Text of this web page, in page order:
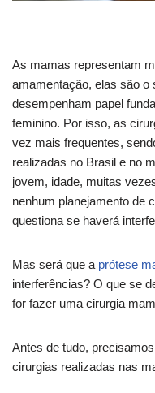
As mamas representam
amamentação, elas são o
desempenham papel
feminino. Por isso, as
vez mais frequentes,
realizadas no Brasil e no
jovem, idade, muitas
nenhum planejamento de
questiona se haverá
Mas será que a prótese
interferências? O que se
for fazer uma cirurgia
Antes de tudo,
cirurgias realizadas nas